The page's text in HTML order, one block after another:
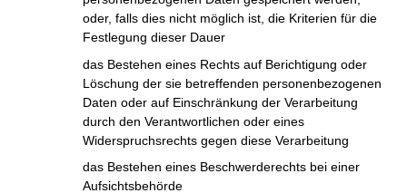
oder, falls dies nicht möglich ist, die Kriterien für die
Festlegung dieser Dauer
das Bestehen eines Rechts auf Berichtigung oder
Löschung der sie betreffenden personenbezogenen
Daten oder auf Einschränkung der Verarbeitung
durch den Verantwortlichen oder eines
Widerspruchsrechts gegen diese Verarbeitung
das Bestehen eines Beschwerderechts bei einer
Aufsichtsbehörde